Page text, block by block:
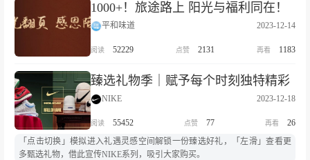
1000+！旅途路上 阳光与福利同在！
平和味道 2023-12-14
52229 2131 1183
臻选礼物季｜赋予每个时刻独特精彩
NIKE 2023-12-18
55452 77
26
「点击切换」模拟进入礼遇灵感空间解锁一份臻选好礼，「左滑」查看更
多甄选礼物，借此宣传NIKE系列，吸引大家购买。